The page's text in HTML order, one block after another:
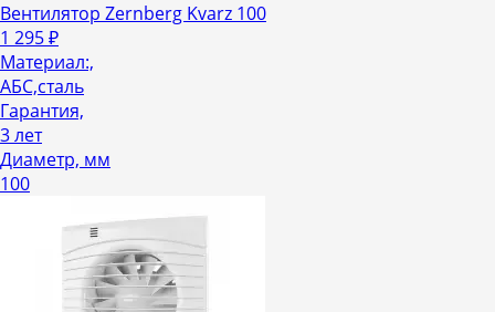
Вентилятор Zernberg Kvarz 100
1 295₽
Материал:,
АБС,сталь
Гарантия,
3 лет
Диаметр, мм
100